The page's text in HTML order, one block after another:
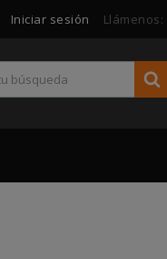
Iniciar sesión Llámenos: